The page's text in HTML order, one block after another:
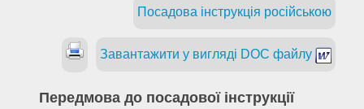
Посадова інструкція російською
Завантажити у вигляді DOC файлу
Передмова до посадової інструкції